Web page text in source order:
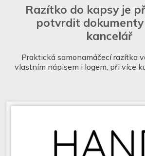
Razítko do kapsy je
potvrdit
kancelář
Praktická samonamáčecí razítka
vlastním nápisem i logem, při více